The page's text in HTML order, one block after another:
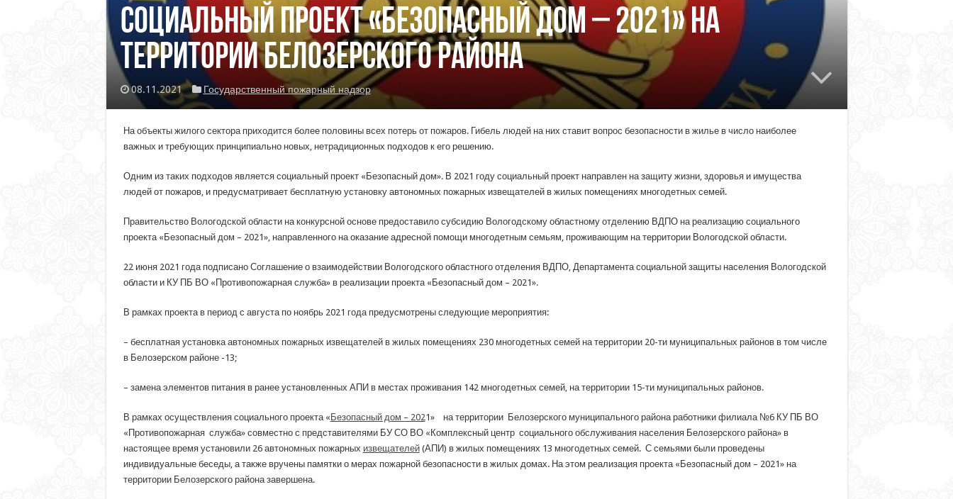
Социальный проект «Безопасный дом – 2021» на
территории Белозерского района
08.11.2021 Государственный пожарный надзор
На объекты жилого сектора приходится более половины всех потерь от пожаров. Гибель людей на них ставит вопрос безопасности в жилье в число наиболее
важных и требующих принципиально новых, нетрадиционных подходов к его решению.
Одним из таких подходов является социальный проект «Безопасный дом». В 2021 году социальный проект направлен на защиту жизни, здоровья и имущества
людей от пожаров, и предусматривает бесплатную установку автономных пожарных извещателей в жилых помещениях многодетных семей.
Правительство Вологодской области на конкурсной основе предоставило субсидию Вологодскому областному отделению ВДПО на реализацию социального
проекта «Безопасный дом – 2021», направленного на оказание адресной помощи многодетным семьям, проживающим на территории Вологодской области.
22 июня 2021 года подписано Соглашение о взаимодействии Вологодского областного отделения ВДПО, Департамента социальной защиты населения Вологодской
области и КУ ПБ ВО «Противопожарная служба» в реализации проекта «Безопасный дом – 2021».
В рамках проекта в период с августа по ноябрь 2021 года предусмотрены следующие мероприятия:
– бесплатная установка автономных пожарных извещателей в жилых помещениях 230 многодетных семей на территории 20-ти муниципальных районов в том числе
в Белозерском районе -13;
– замена элементов питания в ранее установленных АПИ в местах проживания 142 многодетных семей, на территории 15-ти муниципальных районов.
В рамках осуществления социального проекта «Безопасный дом – 2021» на территории Белозерского муниципального района работники филиала №6 КУ ПБ ВО
«Противопожарная служба» совместно с представителями БУ СО ВО «Комплексный центр социального обслуживания населения Белозерского района» в
настоящее время установили 26 автономных пожарных извещателей(АПИ) в жилых помещениях 13 многодетных семей. С семьями были проведены
индивидуальные беседы, а также вручены памятки о мерах пожарной безопасности в жилых домах. На этом реализация проекта «Безопасный дом – 2021» на
территории Белозерского района завершена.